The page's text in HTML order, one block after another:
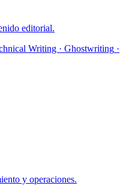
editorial.
Writing · Ghostwriting ·
y operaciones.